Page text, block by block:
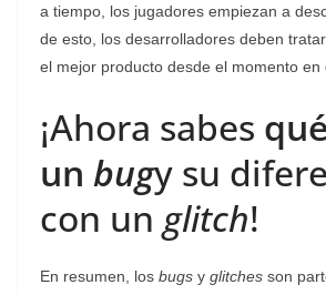
a tiempo, los jugadores empiezan a
de esto, los desarrolladores deben
el mejor producto desde el momento en
¡Ahora sabes
un bugy su
con un glitch!
En resumen, los bugs y glitches son